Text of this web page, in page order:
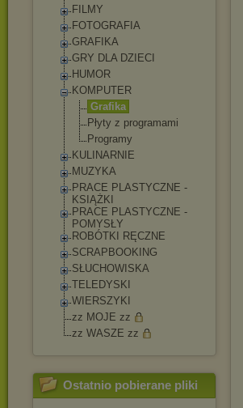
FILMY
FOTOGRAFIA
GRAFIKA
GRY DLA DZIECI
HUMOR
KOMPUTER
Grafika
Płyty z programami
Programy
KULINARNIE
MUZYKA
PRACE PLASTYCZNE -
KSIĄŻKI
PRACE PLASTYCZNE -
POMYSŁY
ROBÓTKI RĘCZNE
SCRAPBOOKING
SŁUCHOWISKA
TELEDYSKI
WIERSZYKI
zz MOJE zz
zz WASZE zz
Ostatnio pobierane pliki